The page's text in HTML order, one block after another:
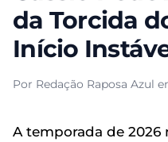
da Torcida
Início
Por Redação Raposa Azul
A temporada de